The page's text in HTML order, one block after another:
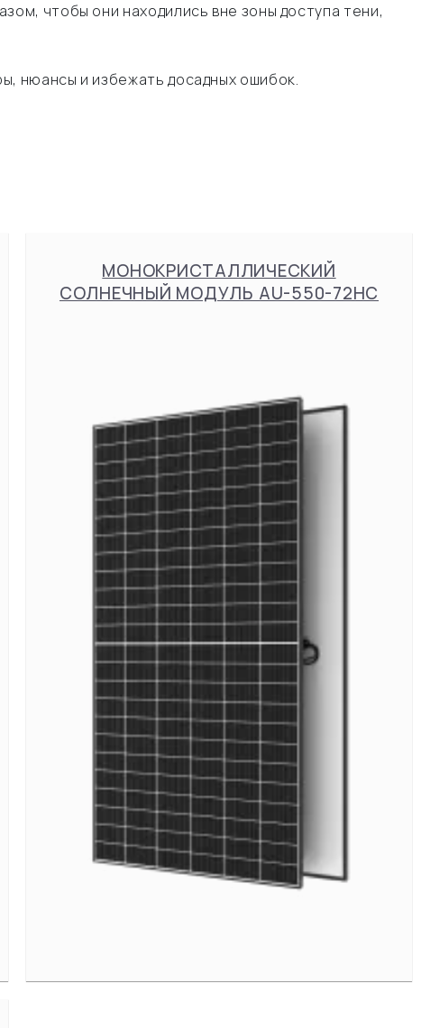
чтобы они находились вне зоны доступа тени,
нюансы и избежать досадных ошибок.
МОНОКРИСТАЛЛИЧЕСКИЙ
СОЛНЕЧНЫЙ МОДУЛЬ AU-550-72HC